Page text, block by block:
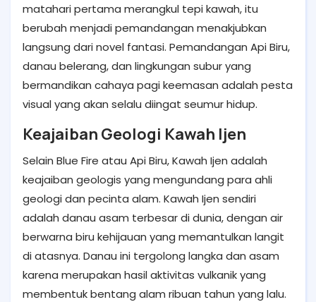
matahari pertama merangkul tepi kawah, itu
berubah menjadi pemandangan menakjubkan
langsung dari novel fantasi. Pemandangan Api Biru,
danau belerang, dan lingkungan subur yang
bermandikan cahaya pagi keemasan adalah pesta
visual yang akan selalu diingat seumur hidup.
Keajaiban Geologi Kawah Ijen
Selain Blue Fire atau Api Biru, Kawah Ijen adalah
keajaiban geologis yang mengundang para ahli
geologi dan pecinta alam. Kawah Ijen sendiri
adalah danau asam terbesar di dunia, dengan air
berwarna biru kehijauan yang memantulkan langit
di atasnya. Danau ini tergolong langka dan asam
karena merupakan hasil aktivitas vulkanik yang
membentuk bentang alam ribuan tahun yang lalu.